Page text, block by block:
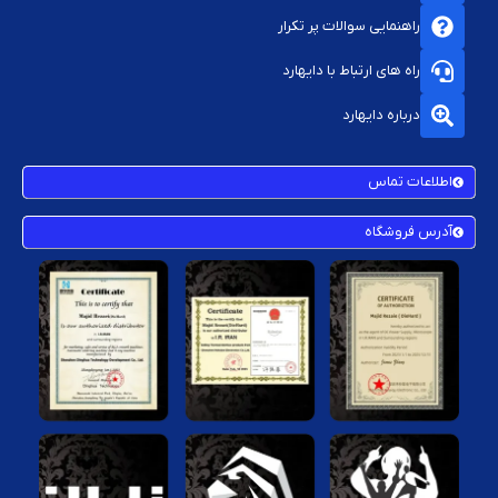
مشاوره رایگان:
برای انتخاب بهترین نسخه بازی متناسب با فضای کنسول و
سلیقه گیمر
مزایای نصب بازی از فروشگاه دایهارد
صرفه‌جویی در زمان:
اطمینان از نسخه کامل و سالم بازی:
نصب می‌شوند.
قیمت مناسب:هزینه نصب بازی‌ها بسیار به‌صرفه‌تر از خرید نسخه دیسک یا
دانلود جداگانه است.
پشتیبانی فنی:در صورت بروز هرگونه ایراد، تیم پشتیبانی آماده پاسخگویی
است.
چه نوع بازی‌هایی نصب می‌شوند؟
بازی‌های ورزشی (FIFA، PES)
بازی‌های ماجراجویی (The Last of Us، Uncharted)
راهنمایی سوالات پر تکرار
راه های ارتباط با دایهارد
درباره دایهارد
اطلاعات تماس
آدرس فروشگاه